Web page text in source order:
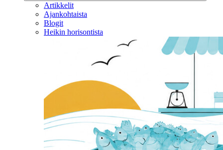
Artikkelit
Ajankohtaista
Blogit
Heikin horisontista